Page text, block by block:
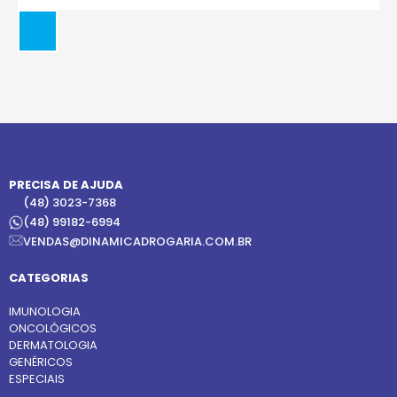
PRECISA DE AJUDA
(48) 3023-7368
(48) 99182-6994
VENDAS@DINAMICADROGARIA.COM.BR
CATEGORIAS
IMUNOLOGIA
ONCOLÓGICOS
DERMATOLOGIA
GENÉRICOS
ESPECIAIS